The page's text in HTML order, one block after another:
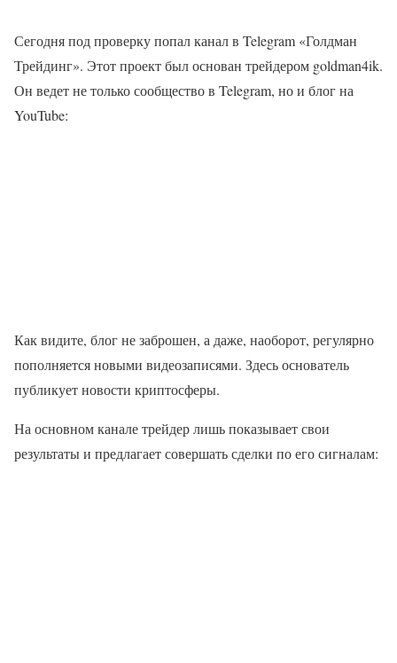
Сегодня под проверку попал канал в Telegram «Голдман
Трейдинг». Этот проект был основан трейдером goldman4ik.
Он ведет не только сообщество в Telegram, но и блог на
YouTube:
Как видите, блог не заброшен, а даже, наоборот, регулярно
пополняется новыми видеозаписями. Здесь основатель
публикует новости криптосферы.
На основном канале трейдер лишь показывает свои
результаты и предлагает совершать сделки по его сигналам: